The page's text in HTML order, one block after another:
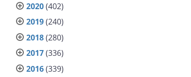
2020(402)
2019(240)
2018(280)
2017(336)
2016(339)